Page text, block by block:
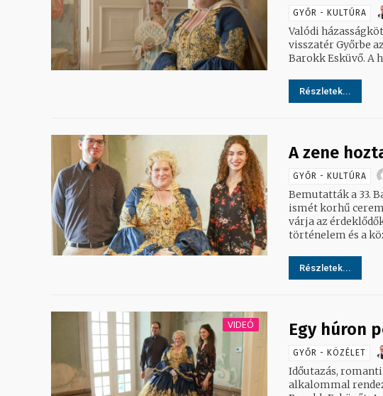
GYŐR - KULTÚRA
Valódi
visszatér Győrbe
Barokk Esküvő. A
Részletek...
A zene
GYŐR - KULTÚRA
Bemutatták a 33.
ismét korhű
várja az érdeklődőket
történelem és a
Részletek...
VIDEÓ Egy húron
GYŐR - KÖZÉLET
Időutazás,
alkalommal